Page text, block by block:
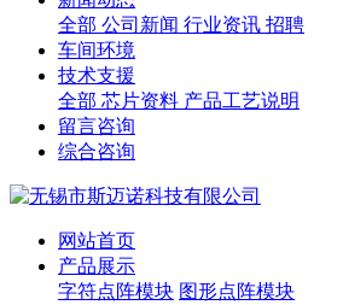
全部 公司新闻 行业资讯 招聘
车间环境
技术支援
全部 芯片资料 产品工艺说明
留言咨询
综合咨询
网站首页
产品展示
字符点阵模块 图形点阵模块